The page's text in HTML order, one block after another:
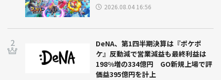
2026.08.04 16:56
DeNA、第1四半期決算は『ポケポ
ケ』反動減で営業減益も最終利益は
198%増の334億円 GO新規上場で評
価益395億円を計上